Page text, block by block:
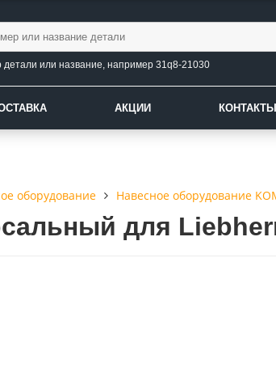
детали или название, например 31q8-21030
АКЦИИ КОНТАКТЫ
оборудование Навесное оборудование
для